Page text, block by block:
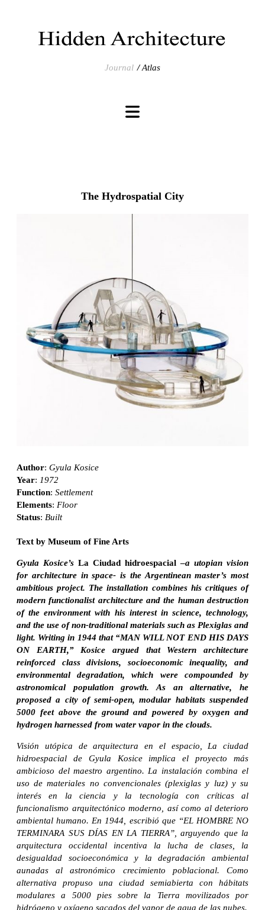
Journal Atlas
The Hydrospatial City
Author: Gyula Kosice
Year: 1972
Function: Settlement
Elements: Floor
Status: Built
Text by Museum of Fine Arts
Gyula Kosice’s La Ciudad hidroespacial –a utopian vision
for architecture in space- is the Argentinean master’s most
ambitious project. The installation combines his critiques of
modern functionalist architecture and the human destruction
of the environment with his interest in science, technology,
and the use of non-traditional materials such as Plexiglas and
light. Writing in 1944 that “MAN WILL NOT END HIS DAYS
ON EARTH,” Kosice argued that Western architecture
reinforced class divisions, socioeconomic inequality, and
environmental degradation, which were compounded by
astronomical population growth. As an alternative, he
proposed a city of semi-open, modular habitats suspended
5000 feet above the ground and powered by oxygen and
hydrogen harnessed from water vapor in the clouds.
Visión utópica de arquitectura en el espacio, La ciudad
hidroespacial de Gyula Kosice implica el proyecto más
ambicioso del maestro argentino. La instalación combina el
uso de materiales no convencionales (plexiglas y luz) y su
interés en la ciencia y la tecnología con críticas al
funcionalismo arquitectónico moderno, así como al deterioro
ambiental humano. En 1944, escribió que “EL HOMBRE NO
TERMINARA SUS DÍAS EN LA TIERRA”, arguyendo que la
arquitectura occidental incentiva la lucha de clases, la
desigualdad socioeconómica y la degradación ambiental
aunadas al astronómico crecimiento poblacional. Como
alternativa propuso una ciudad semiabierta con hábitats
modulares a 5000 pies sobre la Tierra movilizados por
hidrógeno y oxígeno sacados del vapor de agua de las nubes.